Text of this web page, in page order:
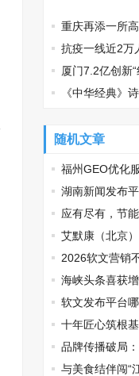
重庆再添一所
学院抗疫一线近2万
厦门7.2亿创新
《中华经典》
随机文章
福州GEO优化
业AI全域推广选
湖南新闻发布
双重引擎
应有尽有，节
央空调能耗大户
艾默康（北京
2026软文营销
动大流量
海峡头条喜获
软文发布平台
推荐十年匠心筑根
领医疗服务生态
品牌传播破局
场景适配指南
与美食结伴闯“